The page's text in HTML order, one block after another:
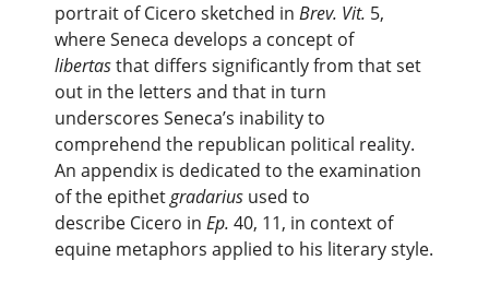
portrait of Cicero sketched in Brev. Vit. 5,
where Seneca develops a concept of
libertasthat differs significantly from that set
out in the letters and that in turn
underscores Seneca’s inability to
comprehend the republican political reality.
An appendix is dedicated to the examination
of the epithetgradariusused to
describe Cicero in Ep. 40, 11, in context of
equine metaphors applied to his literary style.